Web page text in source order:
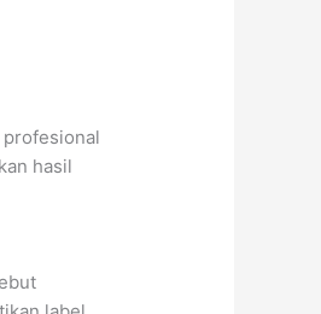
profesional
hasil